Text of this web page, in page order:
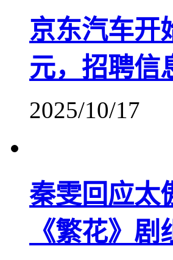
京东汽车开
元，招聘信
2025/10/17
秦雯回应太
《繁花》剧